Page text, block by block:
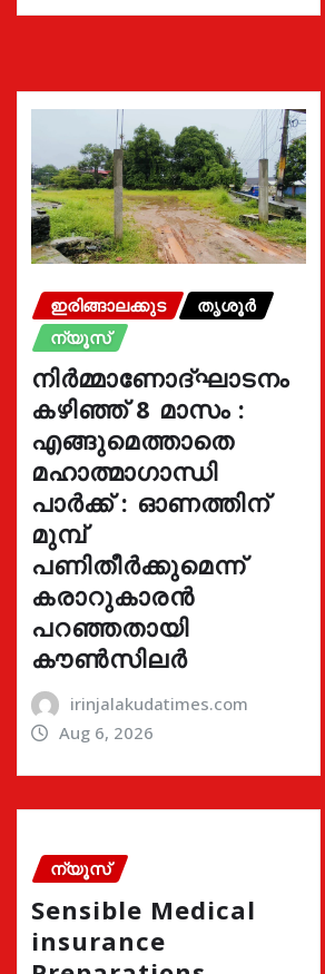
ഇരിങ്ങാലക്കുട
തൃശൂർ
ന്യൂസ്
നിർമ്മാണോദ്ഘാടനം
കഴിഞ്ഞ് 8 മാസം :
എങ്ങുമെത്താതെ
മഹാത്മാഗാന്ധി
പാർക്ക് : ഓണത്തിന്
മുമ്പ്
പണിതീർക്കുമെന്ന്
കരാറുകാരൻ
പറഞ്ഞതായി
കൗൺസിലർ
irinjalakudatimes.com
Aug 6, 2026
ന്യൂസ്
Sensible Medical
insurance